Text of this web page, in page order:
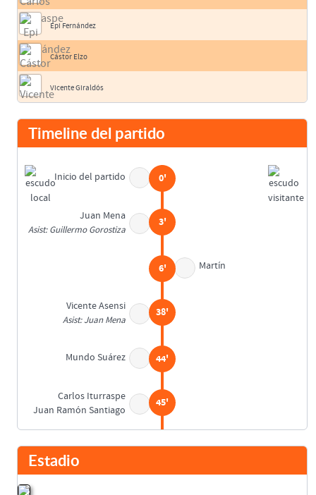
Epi Fernández
Cástor Elzo
Vicente Giraldós
Timeline del partido
Inicio del partido 0'
Juan Mena
Asist: Guillermo Gorostiza
3'
Martín
6'
Vicente Asensi
Asist: Juan Mena
38'
Mundo Suárez 44'
Carlos Iturraspe
Juan Ramón Santiago
45'
45'
Estadio